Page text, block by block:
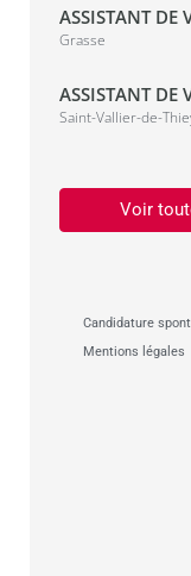
ASSISTANT DE
Grasse
ASSISTANT DE
Saint-Vallier-de-
Voir
Candidature
Mentions légales